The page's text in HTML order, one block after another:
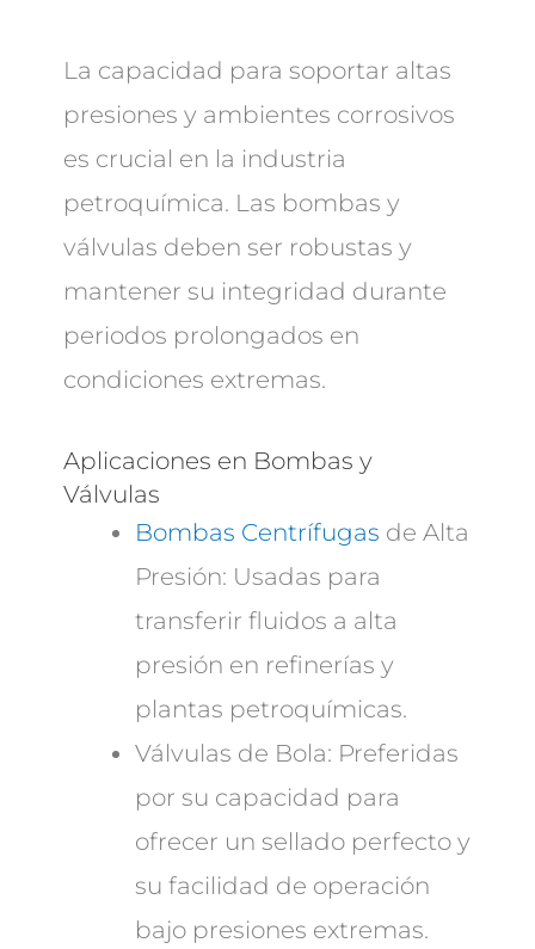
La capacidad para soportar altas
presiones y ambientes corrosivos
es crucial en la industria
petroquímica. Las bombas y
válvulas deben ser robustas y
mantener su integridad durante
periodos prolongados en
condiciones extremas.
Aplicaciones en Bombas y
Válvulas
Bombas Centrífugas de Alta
Presión: Usadas para
transferir fluidos a alta
presión en refinerías y
plantas petroquímicas.
Válvulas de Bola: Preferidas
por su capacidad para
ofrecer un sellado perfecto y
su facilidad de operación
bajo presiones extremas.